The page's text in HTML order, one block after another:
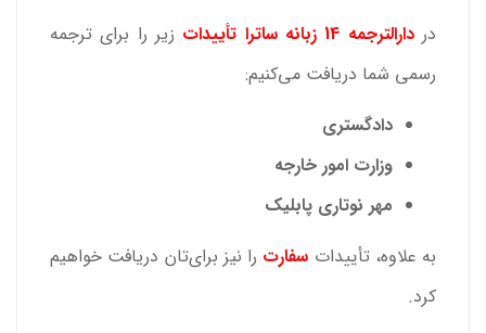
دردارالترجمه 14 زبانه ساترا تأییدات زیر را برای ترجمه
رسمی شما دریافت می‌کنیم:
دادگستری
وزارت امور خارجه
مهر نوتاری پابلیک
به علاوه، تأییدات سفارت را نیز برای‌تان دریافت خواهیم
کرد.